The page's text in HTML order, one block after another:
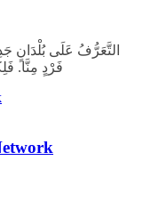
التَّعَرُّفُ عَلَى بُلْدَانٍ
فَرْدٍ مِنَّا.